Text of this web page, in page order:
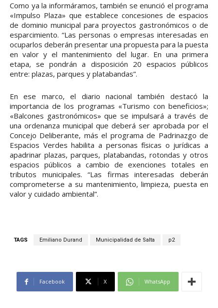
Como ya la informáramos, también se enunció el programa
«Impulso Plaza» que establece concesiones de espacios
de dominio municipal para proyectos gastronómicos o de
esparcimiento. “Las personas o empresas interesadas en
ocuparlos deberán presentar una propuesta para la puesta
en valor y el mantenimiento del lugar. En una primera
etapa, se pondrán a disposición 20 espacios públicos
entre: plazas, parques y platabandas”.
En ese marco, el diario nacional también destacó la
importancia de los programas «Turismo con beneficios»;
«Balcones gastronómicos» que se impulsará a través de
una ordenanza municipal que deberá ser aprobada por el
Concejo Deliberante, más el programa de Padrinazgo de
Espacios Verdes habilita a personas físicas o jurídicas a
apadrinar plazas, parques, platabandas, rotondas y otros
espacios públicos a cambio de exenciones totales en
tributos municipales. “Las firmas interesadas deberán
comprometerse a su mantenimiento, limpieza, puesta en
valor y cuidado ambiental”.
TAGS Emiliano Durand Municipalidad de Salta p2
Facebook X WhatsApp